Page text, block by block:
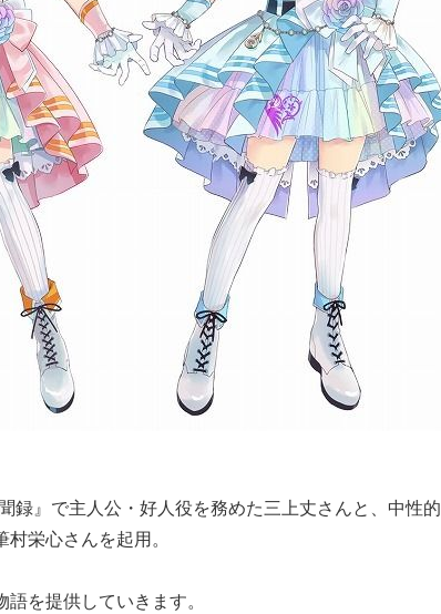
録』で主人公・好人役を務めた三上丈さんと、中性的
栄心さんを起用。
語を提供していきます。